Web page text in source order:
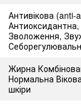
Антивікова (anti-
Антиоксидантна,
Зволоження,
Жирна
Нормальна
шкіри